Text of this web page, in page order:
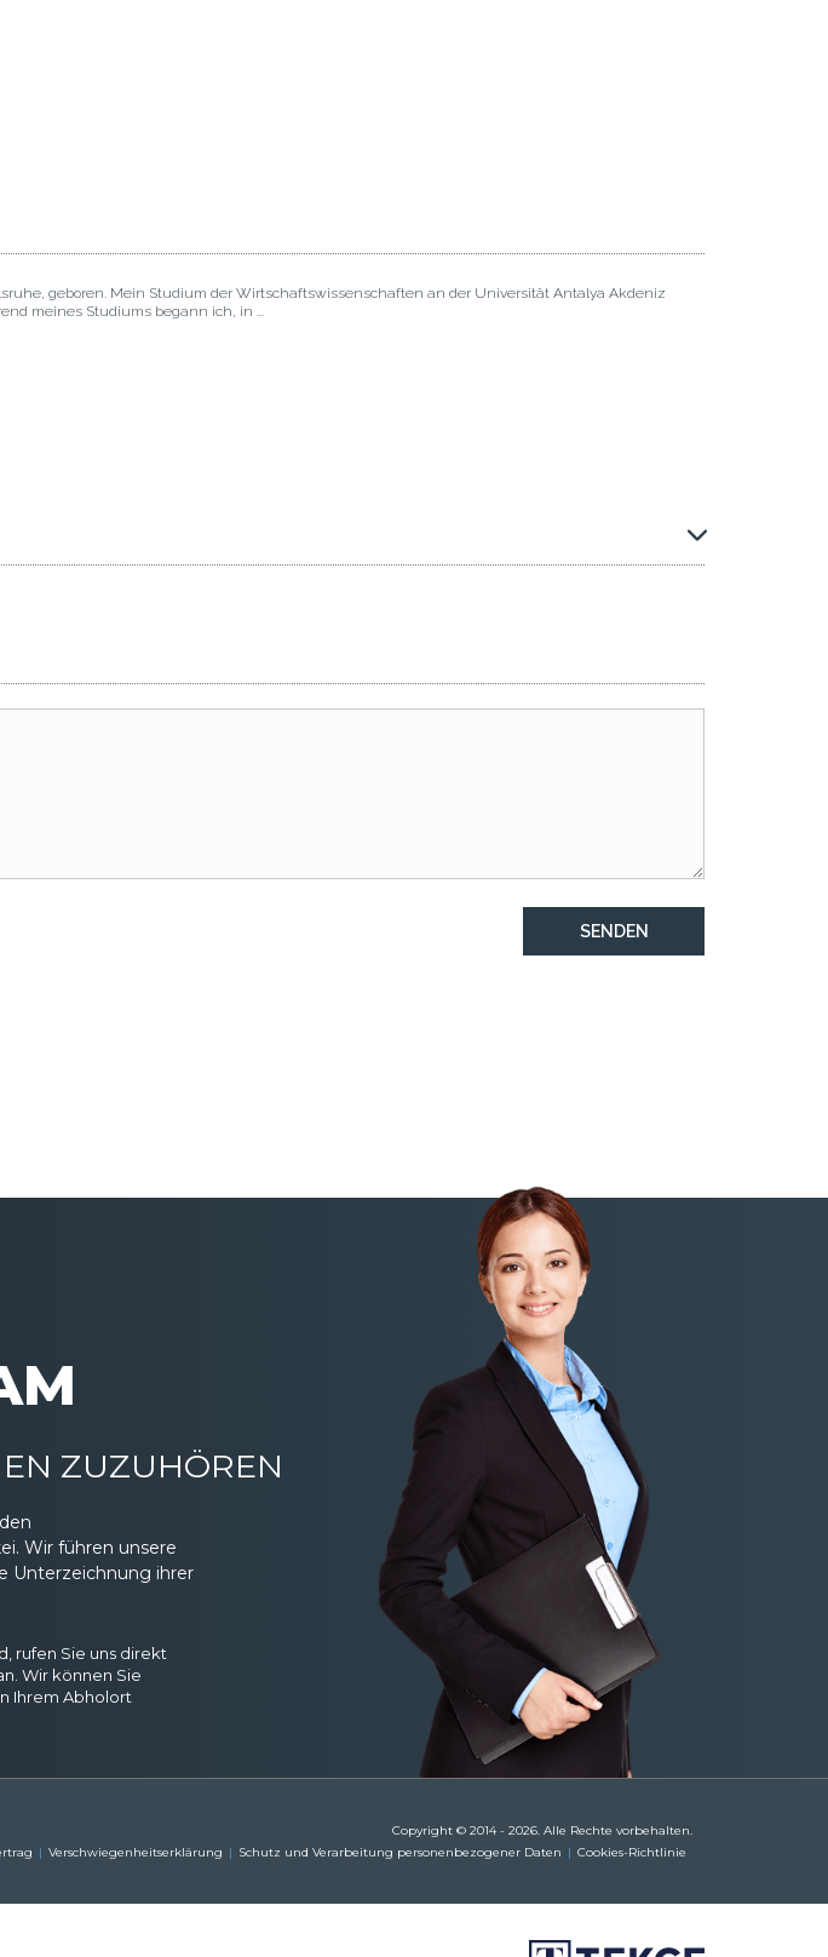
geboren. Mein Studium der Wirtschaftswissenschaften an der Universität Antalya Akdeniz
meines Studiums begann ich, in ...
ZUZUHÖREN
Wir führen unsere
Unterzeichnung ihrer
rufen Sie uns direkt
Wir können Sie
Ihrem Abholort
Copyright © 2014 - 2026. Alle Rechte vorbehalten.
Verschwiegenheitserklärung Schutz und Verarbeitung personenbezogener Daten Cookies-Richtlinie